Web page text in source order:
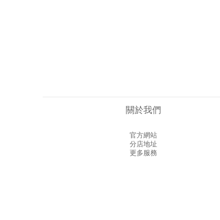
關於我們
官方網站
分店地址
更多服務